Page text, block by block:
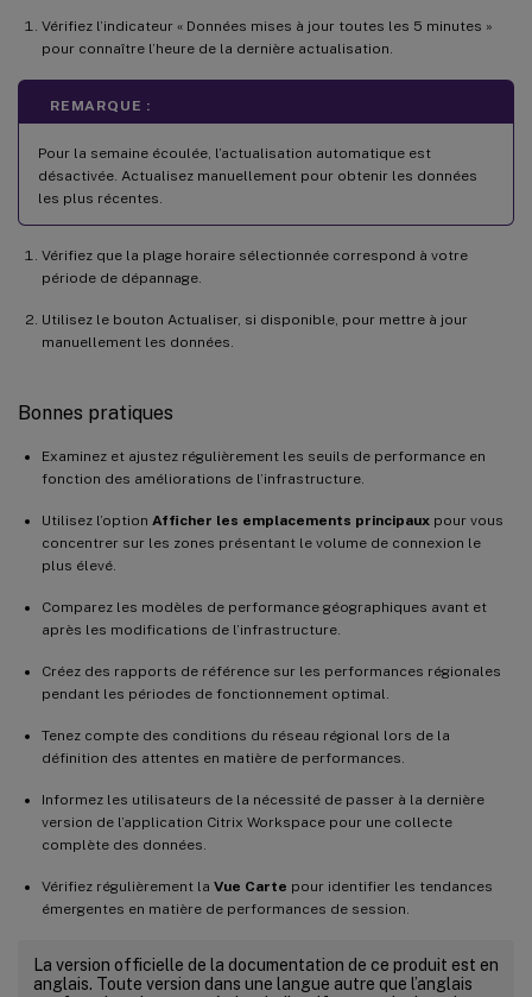
Vérifiez l’indicateur « Données mises à jour toutes les 5 minutes »
pour connaître l’heure de la dernière actualisation.
REMARQUE :
Pour la semaine écoulée, l’actualisation automatique est
désactivée. Actualisez manuellement pour obtenir les données
les plus récentes.
Vérifiez que la plage horaire sélectionnée correspond à votre
période de dépannage.
Utilisez le bouton Actualiser, si disponible, pour mettre à jour
manuellement les données.
Bonnes pratiques
Examinez et ajustez régulièrement les seuils de performance en
fonction des améliorations de l’infrastructure.
Utilisez l’option Afficher les emplacements principaux pour vous
concentrer sur les zones présentant le volume de connexion le
plus élevé.
Comparez les modèles de performance géographiques avant et
après les modifications de l’infrastructure.
Créez des rapports de référence sur les performances régionales
pendant les périodes de fonctionnement optimal.
Tenez compte des conditions du réseau régional lors de la
définition des attentes en matière de performances.
Informez les utilisateurs de la nécessité de passer à la dernière
version de l’application Citrix Workspace pour une collecte
complète des données.
Vérifiez régulièrement la Vue Carte pour identifier les tendances
émergentes en matière de performances de session.
La version officielle de la documentation de ce produit est en
anglais. Toute version dans une langue autre que l’anglais